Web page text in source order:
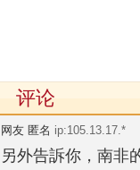
评论
网友 匿名 ip:105.13.17.*
另外告訴你，南非